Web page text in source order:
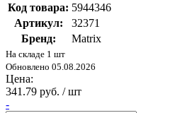
Код товара: 5944346
Артикул:
32371
Бренд:
Matrix
На складе 1 шт
Обновлено 05.08.2026
Цена:
341.79 руб. / шт
-